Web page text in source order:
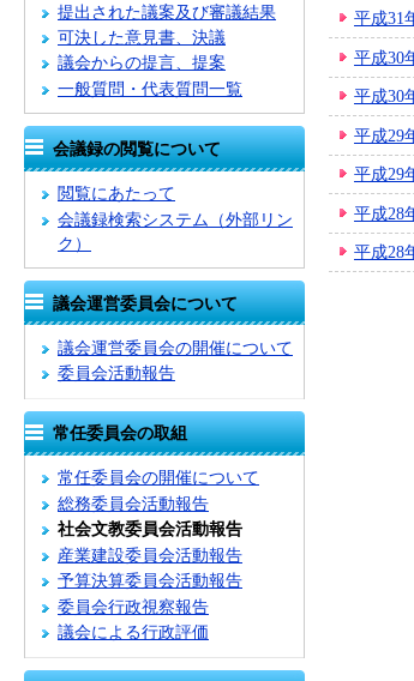
提出された議案及び審議結果
可決した意見書、決議
議会からの提言、提案
一般質問・代表質問一覧
会議録の閲覧について
閲覧にあたって
会議録検索システム （外部リン
ク）
議会運営委員会について
議会運営委員会の開催について
委員会活動報告
常任委員会の取組
常任委員会の開催について
総務委員会活動報告
社会文教委員会活動報告
産業建設委員会活動報告
予算決算委員会活動報告
委員会行政視察報告
議会による行政評価
平成
平成
平成
平成
平成
平成
平成